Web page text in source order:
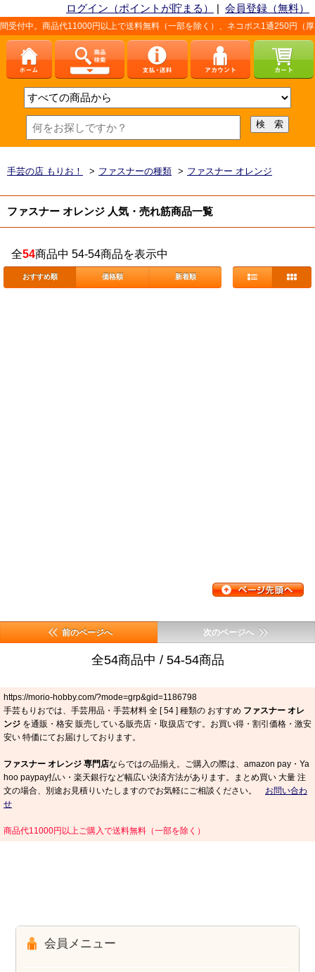
ログイン（ポイントが貯まる） | 会員登録（無料）
付中。商品代11000円以上で送料無料（一部を除く）、ネコポス1通250円（厚
手芸の店 もりお！ > ファスナーの種類 > ファスナー オレンジ
ファスナー オレンジ 人気・売れ筋商品一覧
全54商品中 54-54商品を表示中
おすすめ順 価格順 新着順
前のページへ 次のページへ
全54商品中 / 54-54商品
https://morio-hobby.com/?mode=grp&gid=1186798
手芸もりおでは、手芸用品・手芸材料 全 [54 ] 種類の おすすめ ファスナー オレ
ンジ を通販・格安 販売している販売店・取扱店です。お買い得・割引価格・激安
安い 特価にてお届けしております。
ファスナー オレンジ 専門店ならではの品揃え。ご購入の際は、amazon pay・Ya
hoo paypay払い・楽天銀行など幅広い決済方法があります。まとめ買い 大量 注
文の場合、別途お見積りいたしますのでお気軽にご相談ください。 お問い合わ
せ
商品代11000円以上ご購入で送料無料（一部を除く）
会員メニュー